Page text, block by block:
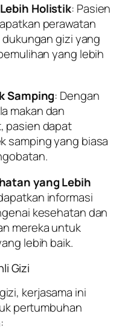
Holistik: Pasien
perawatan
gizi yang
yang lebih
Samping: Dengan
makan dan
pasien dapat
samping yang biasa
yang Lebih
informasi
kesehatan dan
mereka untuk
lebih baik.
Gizi
kerjasama ini
pertumbuhan